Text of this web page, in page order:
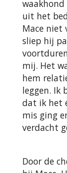
uit het
Mace niet
sliep hij
mij. Het
hem
leggen. Ik
dat ik het
mis ging
verdacht
Door de